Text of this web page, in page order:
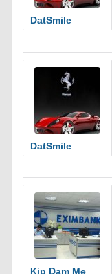
DatSmile
DatSmile
Kip Dam Me